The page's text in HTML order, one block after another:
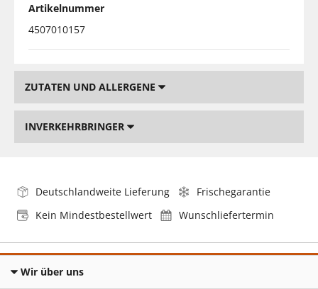
Artikelnummer
4507010157
ZUTATEN UND ALLERGENE
INVERKEHRBRINGER
Deutschlandweite Lieferung
Frischegarantie
Kein Mindestbestellwert
Wunschliefertermin
Wir über uns